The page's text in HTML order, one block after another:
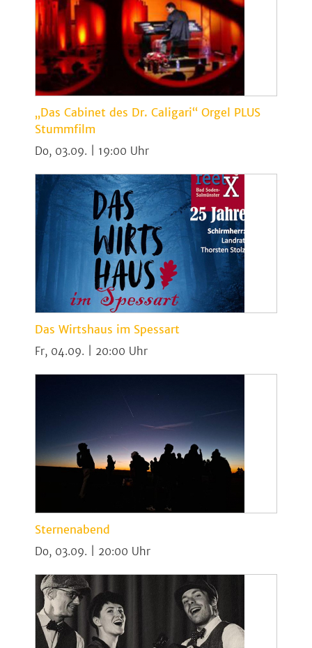
„Das Cabinet des Dr. Caligari“ Orgel PLUS
Stummfilm
Do, 03.09. | 19:00
Das Wirtshaus im Spessart
Fr, 04.09. | 20:00
Sternenabend
Do, 03.09. | 20:00